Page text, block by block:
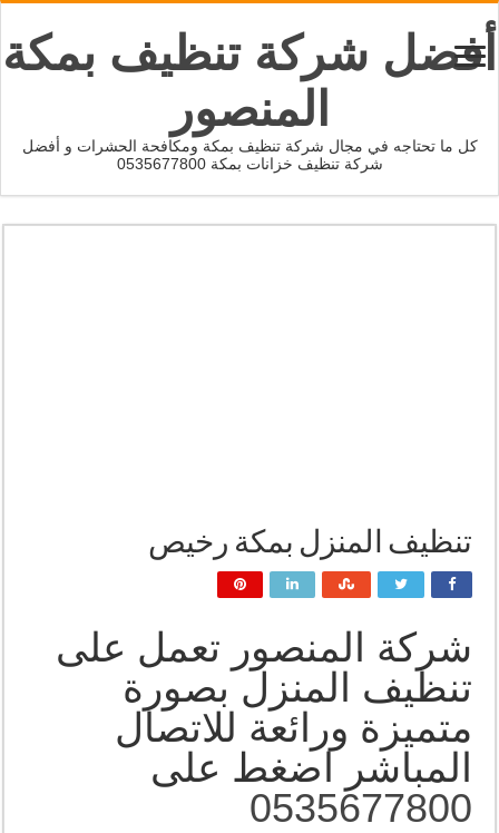
أفضل شركة تنظيف بمكة
المنصور
كل ما تحتاجه في مجال شركة تنظيف بمكة ومكافحة الحشرات و أفضل
شركة تنظيف خزانات بمكة 0535677800
تنظيف المنزل بمكة رخيص
شركة المنصور تعمل على
تنظيف المنزل بصورة
متميزة ورائعة للاتصال
المباشر اضغط على
0535677800